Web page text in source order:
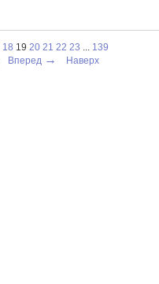
18 19 20 21 22 23 139
Вперед → Наверх